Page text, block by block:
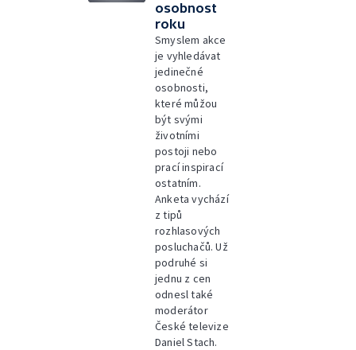
osobnost
roku
Smyslem akce
je vyhledávat
jedinečné
osobnosti,
které můžou
být svými
životními
postoji nebo
prací inspirací
ostatním.
Anketa vychází
z tipů
rozhlasových
posluchačů. Už
podruhé si
jednu z cen
odnesl také
moderátor
České televize
Daniel Stach.